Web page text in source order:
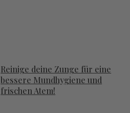
Reinige deine Zunge für eine
bessere Mundhygiene und
frischen Atem!